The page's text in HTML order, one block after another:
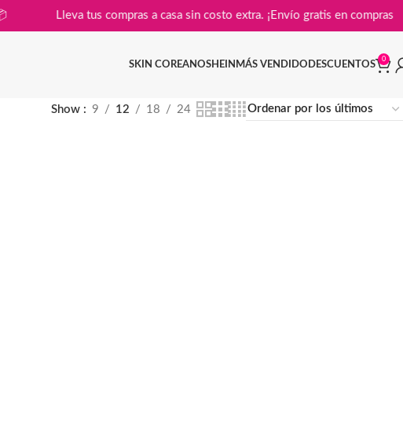
Lleva tus compras a casa sin costo extra. ¡Envío gratis en
SKIN COREANOSHEIN MÁS VENDIDO DESCUENTOS
0
Show 9 12 18 24